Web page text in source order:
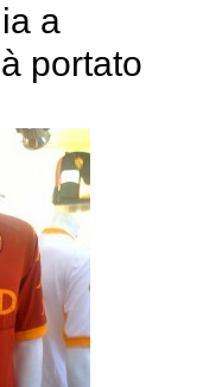
a
portato